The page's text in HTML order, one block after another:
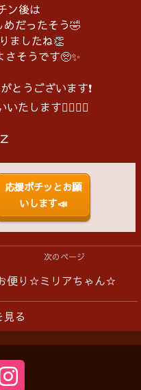
ン後は
だったそう🤣
ましたね👏
さそうです🥺✨
とうございます❗️
たします🙇‍♂️🙇‍♀️
応援ポチッとお願
いします📣
次のページ
便り☆ミリアちゃん☆
る